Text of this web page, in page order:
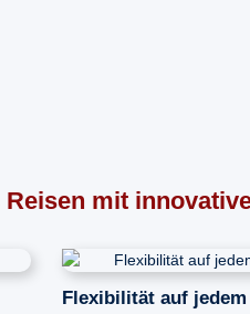
mit
Flexibilität auf